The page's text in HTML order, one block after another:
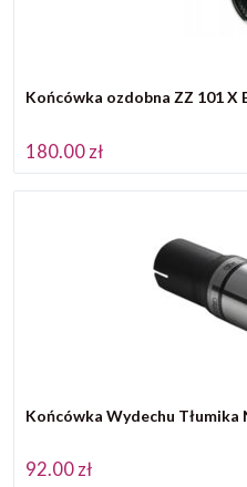
Końcówka ozdobna ZZ 101 X
180.00 zł
Końcówka Wydechu Tłumika
92.00 zł